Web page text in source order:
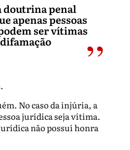
doutrina penal
apenas pessoas
ser vítimas
No caso da injúria, a
jurídica seja vítima.
não possui honra